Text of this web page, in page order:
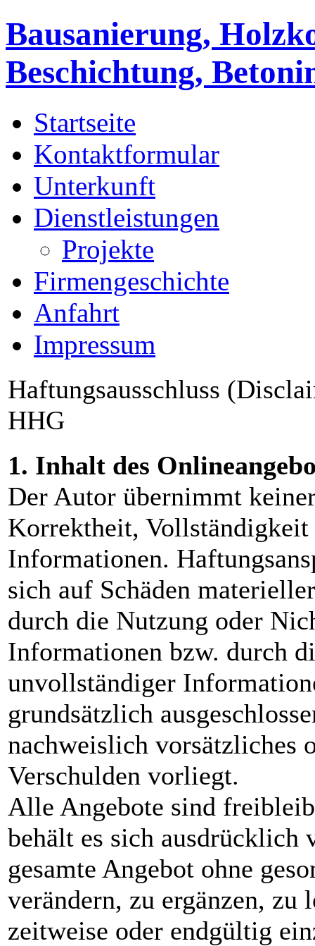
Bausanierung,
Beschichtung,
Startseite
Kontaktformular
Unterkunft
Dienstleistungen
Projekte
Firmengeschichte
Anfahrt
Impressum
Haftungsausschluss
HHG
1. Inhalt des
Der Autor übernimmt
Korrektheit,
Informationen.
sich auf Schäden
durch die Nutzung oder
Informationen bzw. durch
unvollständiger
grundsätzlich
nachweislich vorsätzliches
Verschulden vorliegt.
Alle Angebote sind
behält es sich ausdrücklich
gesamte Angebot ohne
verändern, zu ergänzen,
zeitweise oder endgültig